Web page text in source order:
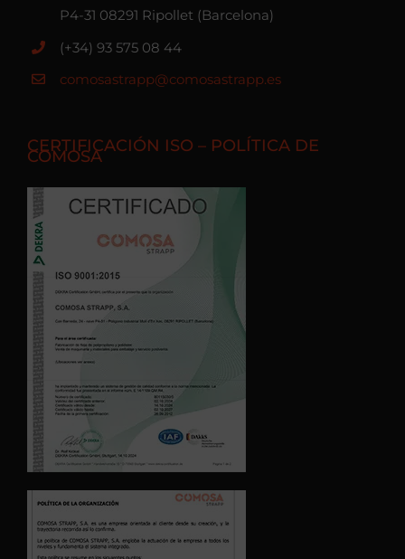
P4-31 08291 Ripollet (Barcelona)
(+34) 93 575 08 44
comosastrapp@comosastrapp.es
CERTIFICACIÓN ISO – POLÍTICA DE
COMOSA